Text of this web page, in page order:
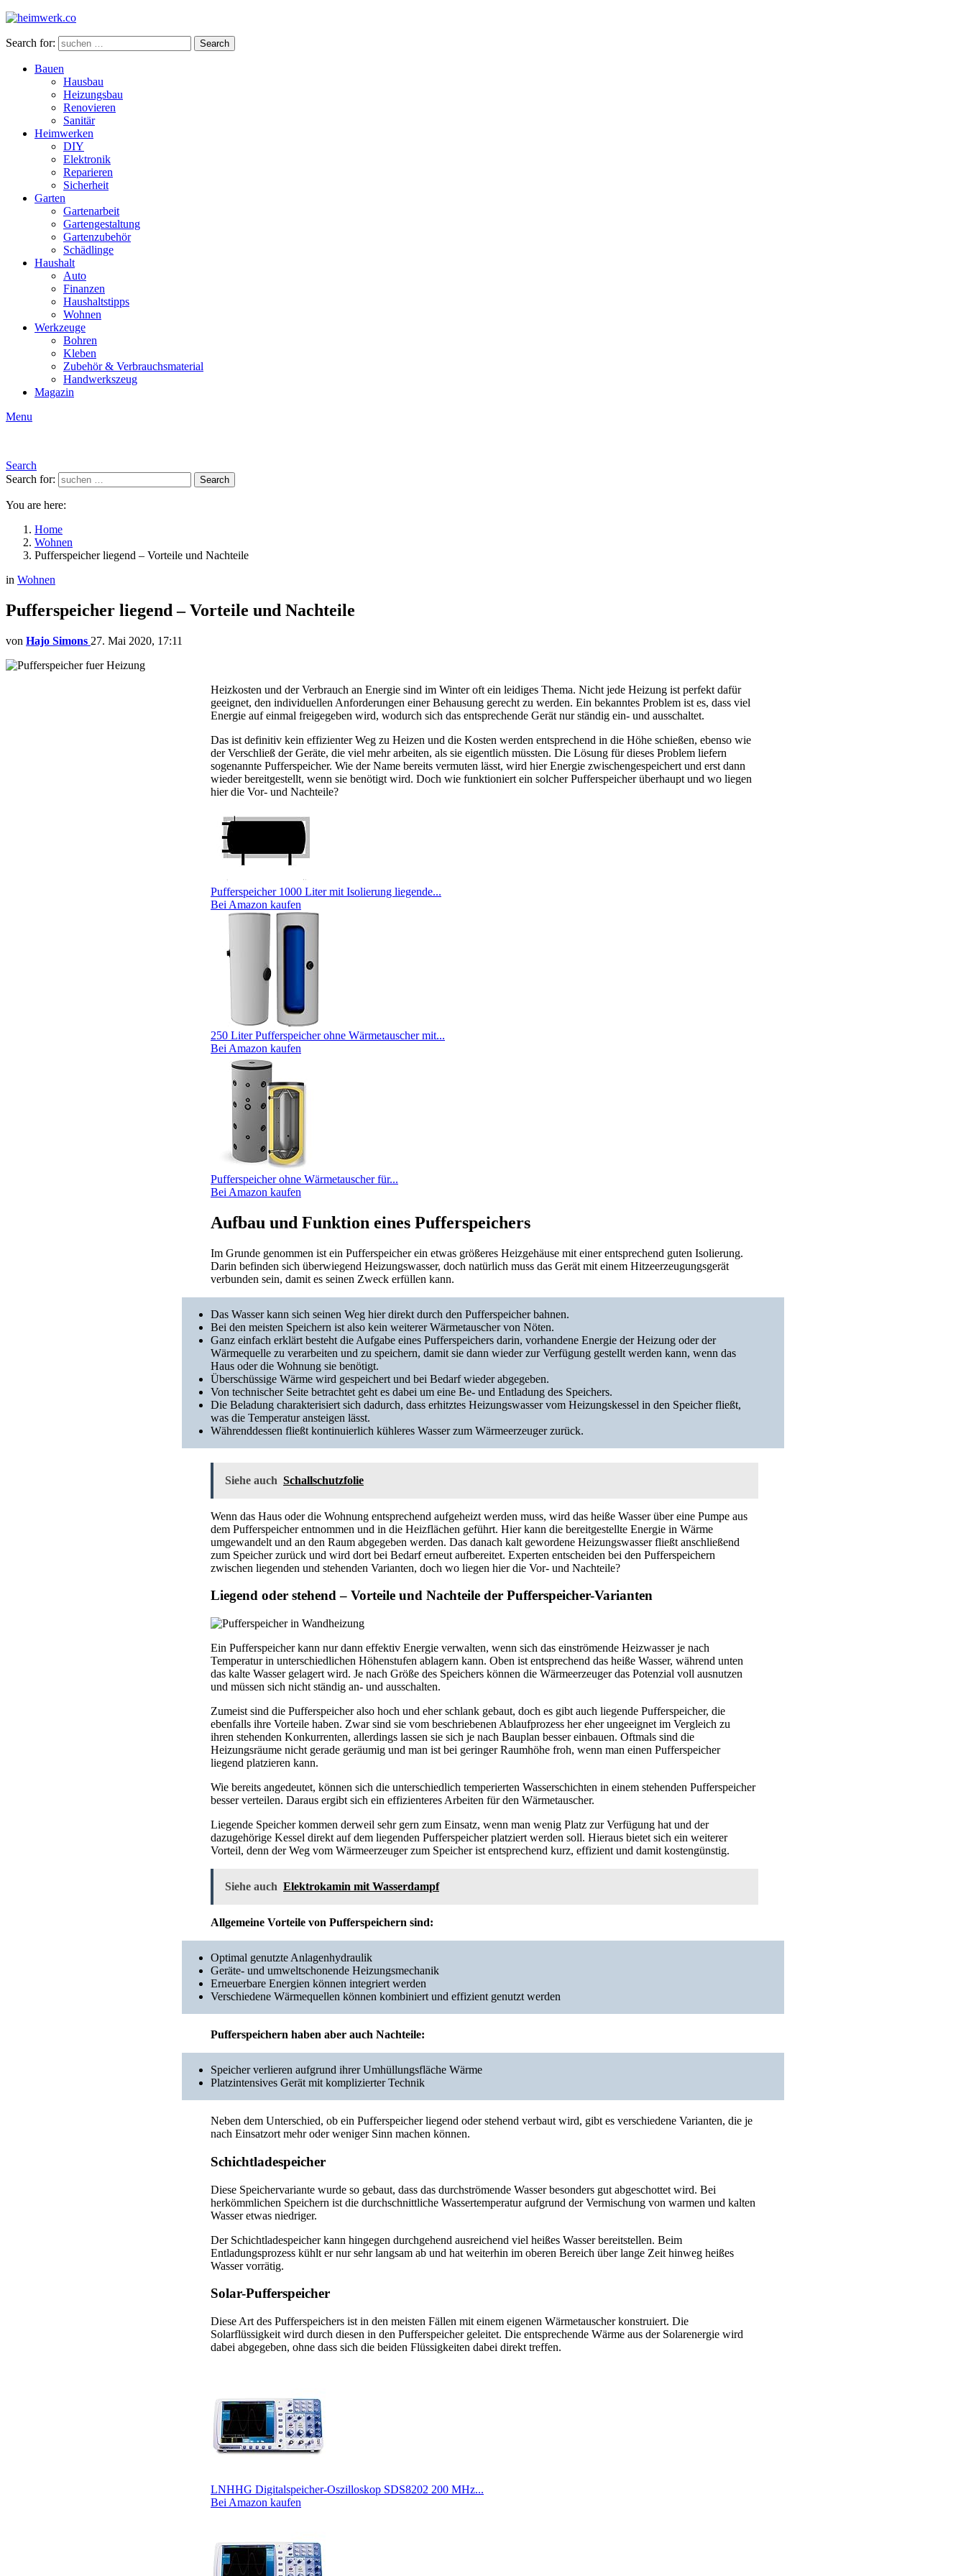
Search for: Search
Bauen
Hausbau
Heizungsbau
Renovieren
Sanitär
Heimwerken
DIY
Elektronik
Reparieren
Sicherheit
Garten
Gartenarbeit
Gartengestaltung
Gartenzubehör
Schädlinge
Haushalt
Auto
Finanzen
Haushaltstipps
Wohnen
Werkzeuge
Bohren
Kleben
Zubehör & Verbrauchsmaterial
Handwerkszeug
Magazin
Menu
Search
Search for:
Search
You are here:
Home
Wohnen
Pufferspeicher liegend – Vorteile und Nachteile
in Wohnen
Pufferspeicher liegend – Vorteile und Nachteile
von Hajo Simons 27. Mai 2020, 17:11
Heizkosten und der Verbrauch an Energie sind im Winter oft ein leidiges Thema. Nicht jede Heizung ist perfekt dafür
geeignet, den individuellen Anforderungen einer Behausung gerecht zu werden. Ein bekanntes Problem ist es, dass viel
Energie auf einmal freigegeben wird, wodurch sich das entsprechende Gerät nur ständig ein- und ausschaltet.
Das ist definitiv kein effizienter Weg zu Heizen und die Kosten werden entsprechend in die Höhe schießen, ebenso wie
der Verschließ der Geräte, die viel mehr arbeiten, als sie eigentlich müssten. Die Lösung für dieses Problem liefern
sogenannte Pufferspeicher. Wie der Name bereits vermuten lässt, wird hier Energie zwischengespeichert und erst dann
wieder bereitgestellt, wenn sie benötigt wird. Doch wie funktioniert ein solcher Pufferspeicher überhaupt und wo liegen
hier die Vor- und Nachteile?
Pufferspeicher 1000 Liter mit Isolierung liegende...
Bei Amazon kaufen
250 Liter Pufferspeicher ohne Wärmetauscher mit...
Bei Amazon kaufen
Pufferspeicher ohne Wärmetauscher für...
Bei Amazon kaufen
Aufbau und Funktion eines Pufferspeichers
Im Grunde genommen ist ein Pufferspeicher ein etwas größeres Heizgehäuse mit einer entsprechend guten Isolierung.
Darin befinden sich überwiegend Heizungswasser, doch natürlich muss das Gerät mit einem Hitzeerzeugungsgerät
verbunden sein, damit es seinen Zweck erfüllen kann.
Das Wasser kann sich seinen Weg hier direkt durch den Pufferspeicher bahnen.
Bei den meisten Speichern ist also kein weiterer Wärmetauscher von Nöten.
Ganz einfach erklärt besteht die Aufgabe eines Pufferspeichers darin, vorhandene Energie der Heizung oder der
Wärmequelle zu verarbeiten und zu speichern, damit sie dann wieder zur Verfügung gestellt werden kann, wenn das
Haus oder die Wohnung sie benötigt.
Überschüssige Wärme wird gespeichert und bei Bedarf wieder abgegeben.
Von technischer Seite betrachtet geht es dabei um eine Be- und Entladung des Speichers.
Die Beladung charakterisiert sich dadurch, dass erhitztes Heizungswasser vom Heizungskessel in den Speicher fließt,
was die Temperatur ansteigen lässt.
Währenddessen fließt kontinuierlich kühleres Wasser zum Wärmeerzeuger zurück.
Siehe auch Schallschutzfolie
Wenn das Haus oder die Wohnung entsprechend aufgeheizt werden muss, wird das heiße Wasser über eine Pumpe aus
dem Pufferspeicher entnommen und in die Heizflächen geführt. Hier kann die bereitgestellte Energie in Wärme
umgewandelt und an den Raum abgegeben werden. Das danach kalt gewordene Heizungswasser fließt anschließend
zum Speicher zurück und wird dort bei Bedarf erneut aufbereitet. Experten entscheiden bei den Pufferspeichern
zwischen liegenden und stehenden Varianten, doch wo liegen hier die Vor- und Nachteile?
Liegend oder stehend – Vorteile und Nachteile der Pufferspeicher-Varianten
Ein Pufferspeicher kann nur dann effektiv Energie verwalten, wenn sich das einströmende Heizwasser je nach
Temperatur in unterschiedlichen Höhenstufen ablagern kann. Oben ist entsprechend das heiße Wasser, während unten
das kalte Wasser gelagert wird. Je nach Größe des Speichers können die Wärmeerzeuger das Potenzial voll ausnutzen
und müssen sich nicht ständig an- und ausschalten.
Zumeist sind die Pufferspeicher also hoch und eher schlank gebaut, doch es gibt auch liegende Pufferspeicher, die
ebenfalls ihre Vorteile haben. Zwar sind sie vom beschriebenen Ablaufprozess her eher ungeeignet im Vergleich zu
ihren stehenden Konkurrenten, allerdings lassen sie sich je nach Bauplan besser einbauen. Oftmals sind die
Heizungsräume nicht gerade geräumig und man ist bei geringer Raumhöhe froh, wenn man einen Pufferspeicher
liegend platzieren kann.
Wie bereits angedeutet, können sich die unterschiedlich temperierten Wasserschichten in einem stehenden Pufferspeicher
besser verteilen. Daraus ergibt sich ein effizienteres Arbeiten für den Wärmetauscher.
Liegende Speicher kommen derweil sehr gern zum Einsatz, wenn man wenig Platz zur Verfügung hat und der
dazugehörige Kessel direkt auf dem liegenden Pufferspeicher platziert werden soll. Hieraus bietet sich ein weiterer
Vorteil, denn der Weg vom Wärmeerzeuger zum Speicher ist entsprechend kurz, effizient und damit kostengünstig.
Siehe auch Elektrokamin mit Wasserdampf
Allgemeine Vorteile von Pufferspeichern sind:
Optimal genutzte Anlagenhydraulik
Geräte- und umweltschonende Heizungsmechanik
Erneuerbare Energien können integriert werden
Verschiedene Wärmequellen können kombiniert und effizient genutzt werden
Pufferspeichern haben aber auch Nachteile:
Speicher verlieren aufgrund ihrer Umhüllungsfläche Wärme
Platzintensives Gerät mit komplizierter Technik
Neben dem Unterschied, ob ein Pufferspeicher liegend oder stehend verbaut wird, gibt es verschiedene Varianten, die je
nach Einsatzort mehr oder weniger Sinn machen können.
Schichtladespeicher
Diese Speichervariante wurde so gebaut, dass das durchströmende Wasser besonders gut abgeschottet wird. Bei
herkömmlichen Speichern ist die durchschnittliche Wassertemperatur aufgrund der Vermischung von warmen und kalten
Wasser etwas niedriger.
Der Schichtladespeicher kann hingegen durchgehend ausreichend viel heißes Wasser bereitstellen. Beim
Entladungsprozess kühlt er nur sehr langsam ab und hat weiterhin im oberen Bereich über lange Zeit hinweg heißes
Wasser vorrätig.
Solar-Pufferspeicher
Diese Art des Pufferspeichers ist in den meisten Fällen mit einem eigenen Wärmetauscher konstruiert. Die
Solarflüssigkeit wird durch diesen in den Pufferspeicher geleitet. Die entsprechende Wärme aus der Solarenergie wird
dabei abgegeben, ohne dass sich die beiden Flüssigkeiten dabei direkt treffen.
LNHHG Digitalspeicher-Oszilloskop SDS8202 200 MHz...
Bei Amazon kaufen